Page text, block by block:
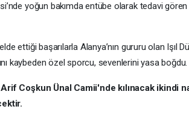
yoğun bakımda entübe olarak tedavi gören
ettiği başarılarla Alanya’nın gururu olan Işıl
kaybeden özel sporcu, sevenlerini yasa boğdu.
Coşkun Ünal Camii'nde kılınacak ikindi